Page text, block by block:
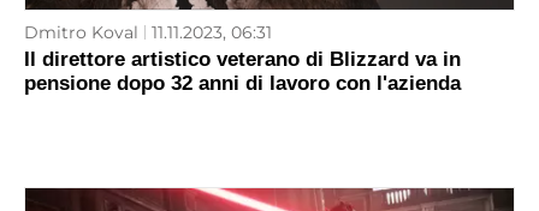
Dmitro Koval 11.11.2023, 06:31
Il direttore artistico veterano di Blizzard va in
pensione dopo 32 anni di lavoro con l'azienda